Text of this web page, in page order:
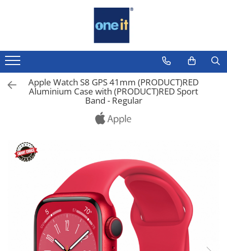
Laptop, Tablete & Telefoane
Laptop / Notebook
Notebook Consumer
Tablete & accesorii
Telefoane & accesorii
Apple AirTag
Inele Smart
Ochelari Smart
Apple Watch S8 GPS 41mm (PRODUCT)RED
Aluminium Case with (PRODUCT)RED Sport
Band - Regular